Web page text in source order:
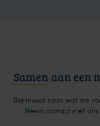
Samen aan een
Benieuwd naar wat we
Neem contact met